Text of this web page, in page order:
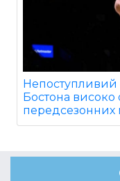
Непоступливий
Бостона високо
передсезонних